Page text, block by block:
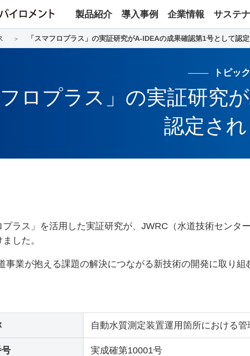
製品紹介 導入事例 企業情報 サステ
「スマフロプラス」の実証研究がA-IDEAの成果確認第1号として認
トピッ
フロプラス」の実証研究
認定さ
プラス」を活用した実証研究が、JWRC（水道技術セン
した。
事業が抱える課題の解決につながる新技術の開発に取り組
自動水質測定装置運用箇所における
実成確第10001号